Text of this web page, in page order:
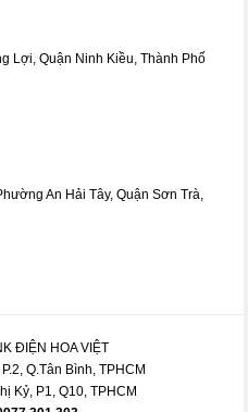
Lợi, Quận Ninh Kiều, Thành Phố
An Hải Tây, Quận Sơn Trà,
ĐIỆN HOA VIỆT
Q.Tân Bình, TPHCM
Kỷ, P1, Q10, TPHCM